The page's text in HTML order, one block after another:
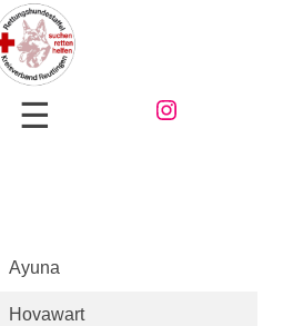
☰
Ayuna
Hovawart